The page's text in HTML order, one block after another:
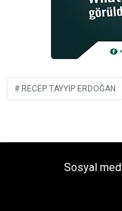
RECEP TAYYIP ERDOĞAN
Sosyal